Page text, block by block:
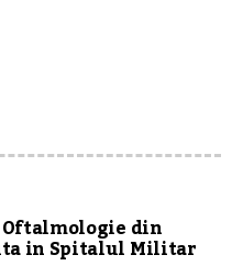
din
in Spitalul Militar